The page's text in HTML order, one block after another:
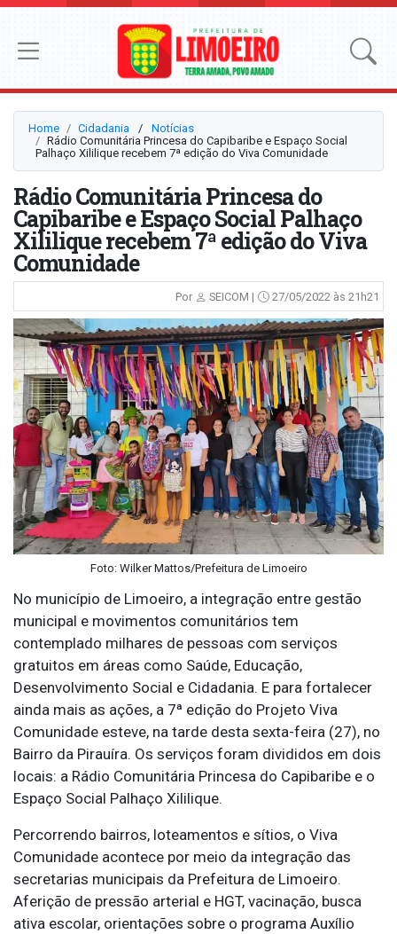
Home Cidadania ⠀/⠀ Notícias
Rádio Comunitária Princesa do Capibaribe e Espaço Social
Palhaço Xililique recebem 7ª edição do Viva Comunidade
Rádio Comunitária Princesa do
Capibaribe e Espaço Social Palhaço
Xililique recebem 7ª edição do Viva
Comunidade
Por SEICOM | 27/05/2022 às 21h21
Foto: Wilker Mattos/Prefeitura de Limoeiro
No município de Limoeiro, a integração entre gestão
municipal e movimentos comunitários tem
contemplado milhares de pessoas com serviços
gratuitos em áreas como Saúde, Educação,
Desenvolvimento Social e Cidadania. E para fortalecer
ainda mais as ações, a 7ª edição do Projeto Viva
Comunidade esteve, na tarde desta sexta-feira (27), no
Bairro da Pirauíra. Os serviços foram divididos em dois
locais: a Rádio Comunitária Princesa do Capibaribe e o
Espaço Social Palhaço Xililique.
Percorrendo bairros, loteamentos e sítios, o Viva
Comunidade acontece por meio da integração das
secretarias municipais da Prefeitura de Limoeiro.
Aferição de pressão arterial e HGT, vacinação, busca
ativa escolar, orientações sobre o programa Auxílio